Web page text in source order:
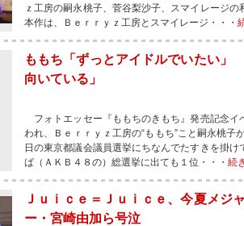
ｚ工房の嗣永桃子、菅谷梨沙子、スマイレージ
本作は、Ｂｅｒｒｙｚ工房とスマイレージ・・・
ももち「ずっとアイドルでいたい
向いている」
フォトエッセー『ももちのきもち』発売記念イ
われ、Ｂｅｒｒｙｚ工房の“ももち”こと嗣永桃
日の東京都議会議員選挙にちなんでたすきを掛
ば（ＡＫＢ４８の）総選挙に出ても１位・・・ 続
Ｊｕｉｃｅ＝Ｊｕｉｃｅ、今夏メ
ー・宮崎由加ら号泣